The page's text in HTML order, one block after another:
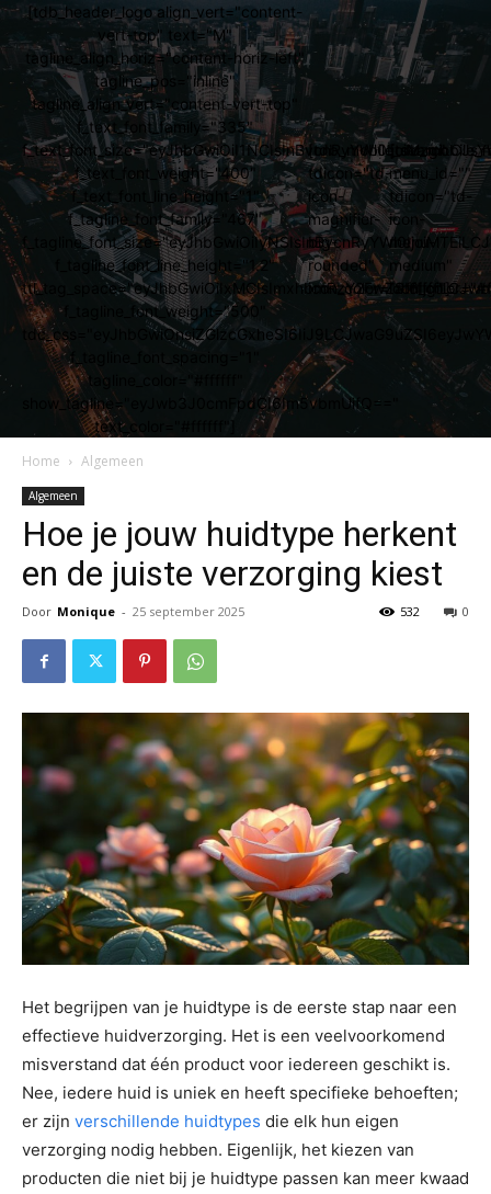
[tdb_header_logo align_vert="content-
vert-top" text="M"
tagline_align_horiz="content-horiz-left"
tagline_pos="inline"
tagline_align_vert="content-vert-top"
f_text_font_family="335"
f_text_font_weight="400"
f_text_font_line_height="1"
f_tagline_font_family="467"
f_tagline_font_line_height="1.2"
f_tagline_font_weight="500"
f_tagline_font_spacing="1"
tagline_color="#ffffff"
show_tagline="eyJwb3J0cmFpdCI6Im5vbmUifQ=="
text_color="#ffffff"]
[tdb_mobile_search
tdicon="td-
icon-
magnifier-
big-
rounded"
icon_color="#ffffff"]
menu_id=""
tdicon="td-
icon-
menu-
medium"
Home Algemeen
Algemeen
Hoe je jouw huidtype herkent
en de juiste verzorging kiest
Door Monique - 25 september 2025 0
532
Het begrijpen van je huidtype is de eerste stap naar een
effectieve huidverzorging. Het is een veelvoorkomend
misverstand dat één product voor iedereen geschikt is.
Nee, iedere huid is uniek en heeft specifieke behoeften;
er zijn verschillende huidtypes die elk hun eigen
verzorging nodig hebben. Eigenlijk, het kiezen van
producten die niet bij je huidtype passen kan meer kwaad